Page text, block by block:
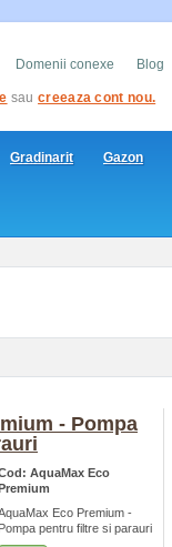
Domenii conexe Blog
saucreeaza cont nou.
Gradinarit Gazon
- Pompa
AquaMax Eco
Eco Premium -
Pompa pentru filtre si parauri